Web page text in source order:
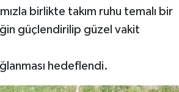
birlikte takım ruhu temalı bir
güçlendirilip güzel vakit
hedeflendi.